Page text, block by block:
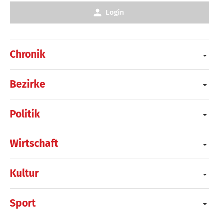
Chronik
Bezirke
Politik
Wirtschaft
Kultur
Sport
Login